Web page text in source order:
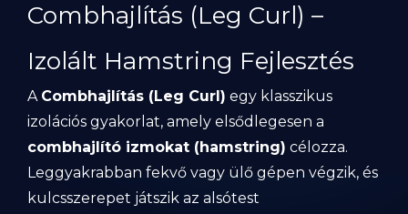
Combhajlítás (Leg Curl) –
Izolált Hamstring Fejlesztés
A Combhajlítás (Leg Curl) egy klasszikus
izolációs gyakorlat, amely elsődlegesen a
combhajlító izmokat (hamstring) célozza.
Leggyakrabban fekvő vagy ülő gépen végzik, és
kulcsszerepet játszik az alsótest